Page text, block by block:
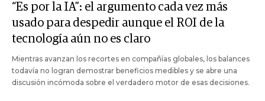
“Es por la IA”: el argumento cada vez más
usado para despedir aunque el ROI de la
tecnología aún no es claro
Mientras avanzan los recortes en compañías globales, los balances
todavía no logran demostrar beneficios medibles y se abre una
discusión incómoda sobre el verdadero motor de esas decisiones.